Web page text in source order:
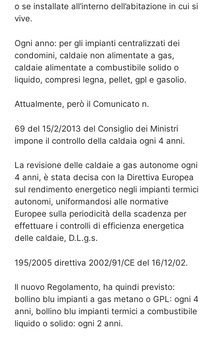
o se installate all’interno dell’abitazione in cui si
vive.
Ogni anno: per gli impianti centralizzati dei
condomini, caldaie non alimentate a gas,
caldaie alimentate a combustibile solido o
liquido, compresi legna, pellet, gpl e gasolio.
Attualmente, però il Comunicato n.
69 del 15/2/2013 del Consiglio dei Ministri
impone il controllo della caldaia ogni 4 anni.
La revisione delle caldaie a gas autonome ogni
4 anni, è stata decisa con la Direttiva Europea
sul rendimento energetico negli impianti termici
autonomi, uniformandosi alle normative
Europee sulla periodicità della scadenza per
effettuare i controlli di efficienza energetica
delle caldaie, D.L.g.s.
195/2005 direttiva 2002/91/CE del 16/12/02.
Il nuovo Regolamento, ha quindi previsto:
bollino blu impianti a gas metano o GPL: ogni 4
anni, bollino blu impianti termici a combustibile
liquido o solido: ogni 2 anni.